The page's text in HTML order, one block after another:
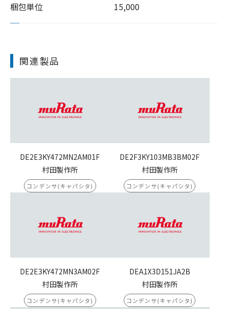
梱包単位 15,000
関連製品
DE2E3KY472MN2AM01F
村田製作所
コンデンサ(キャパシタ)
DE2F3KY103MB3BM02F
村田製作所
コンデンサ(キャパシタ)
DE2E3KY472MN3AM02F
村田製作所
コンデンサ(キャパシタ)
DEA1X3D151JA2B
村田製作所
コンデンサ(キャパシタ)